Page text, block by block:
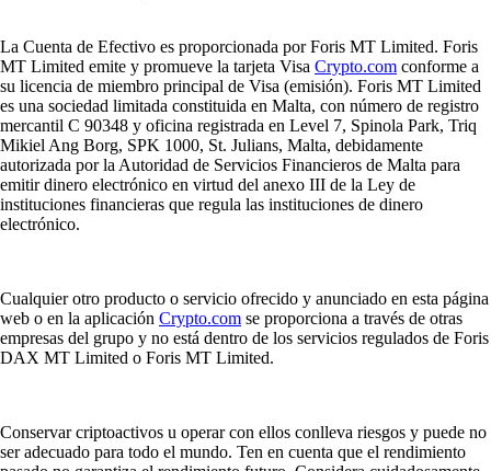
La Cuenta de Efectivo es proporcionada por Foris MT Limited. Foris
MT Limited emite y promueve la tarjeta Visa Crypto.com conforme a
su licencia de miembro principal de Visa (emisión). Foris MT Limited
es una sociedad limitada constituida en Malta, con número de registro
mercantil C 90348 y oficina registrada en Level 7, Spinola Park, Triq
Mikiel Ang Borg, SPK 1000, St. Julians, Malta, debidamente
autorizada por la Autoridad de Servicios Financieros de Malta para
emitir dinero electrónico en virtud del anexo III de la Ley de
instituciones financieras que regula las instituciones de dinero
electrónico.
Cualquier otro producto o servicio ofrecido y anunciado en esta página
web o en la aplicación Crypto.com se proporciona a través de otras
empresas del grupo y no está dentro de los servicios regulados de Foris
DAX MT Limited o Foris MT Limited.
Conservar criptoactivos u operar con ellos conlleva riesgos y puede no
ser adecuado para todo el mundo. Ten en cuenta que el rendimiento